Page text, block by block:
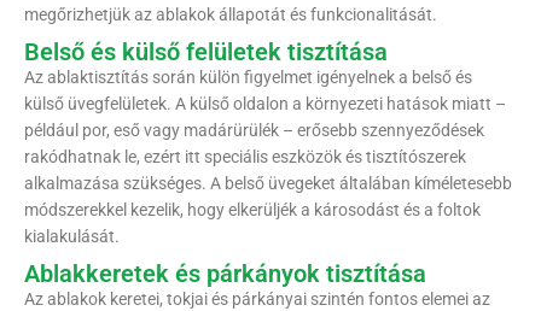
megőrizhetjük az ablakok állapotát és funkcionalitását.
Belső és külső felületek tisztítása
Az ablaktisztítás során külön figyelmet igényelnek a belső és
külső üvegfelületek. A külső oldalon a környezeti hatások miatt –
például por, eső vagy madárürülék – erősebb szennyeződések
rakódhatnak le, ezért itt speciális eszközök és tisztítószerek
alkalmazása szükséges. A belső üvegeket általában kíméletesebb
módszerekkel kezelik, hogy elkerüljék a károsodást és a foltok
kialakulását.
Ablakkeretek és párkányok tisztítása
Az ablakok keretei, tokjai és párkányai szintén fontos elemei az